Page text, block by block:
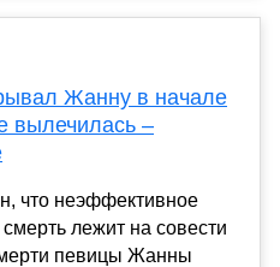
Жанну в начале
вылечилась –
что неэффективное
лежит на совести
певицы Жанны